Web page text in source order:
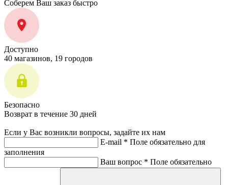
Соберем Ваш заказ быстро
Доступно
40 магазинов, 19 городов
Безопасно
Возврат в течение 30 дней
Если у Вас возникли вопросы, задайте их нам
E-mail * Поле обязательно для
заполнения
Ваш вопрос * Поле обязательно